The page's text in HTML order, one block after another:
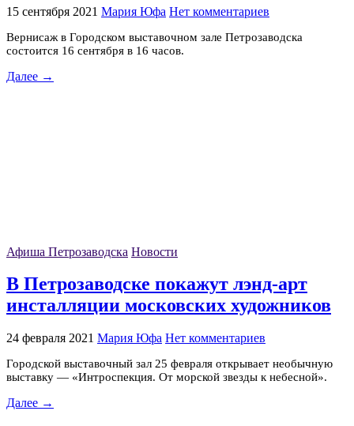
15 сентября 2021 Мария Юфа Нет комментариев
Вернисаж в Городском выставочном зале Петрозаводска
состоится 16 сентября в 16 часов.
Далее →
Афиша Петрозаводска Новости
В Петрозаводске покажут лэнд-арт
инсталляции московских художников
24 февраля 2021 Мария Юфа Нет комментариев
Городской выставочный зал 25 февраля открывает необычную
выставку — «Интроспекция. От морской звезды к небесной».
Далее →